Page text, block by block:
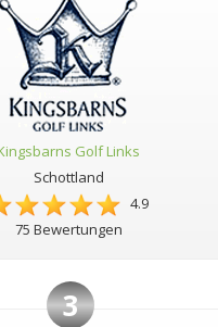
Golf Links
Schottland
4.9
75 Bewertungen
3